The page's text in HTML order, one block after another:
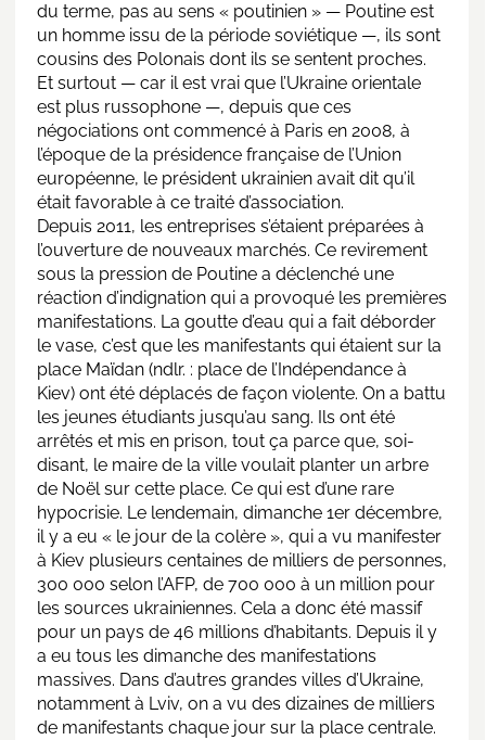
du terme, pas au sens « poutinien » — Poutine est
un homme issu de la période soviétique —, ils sont
cousins des Polonais dont ils se sentent proches.
Et surtout — car il est vrai que l’Ukraine orientale
est plus russophone —, depuis que ces
négociations ont commencé à Paris en 2008, à
l’époque de la présidence française de l’Union
européenne, le président ukrainien avait dit qu’il
était favorable à ce traité d’association.
Depuis 2011, les entreprises s’étaient préparées à
l’ouverture de nouveaux marchés. Ce revirement
sous la pression de Poutine a déclenché une
réaction d’indignation qui a provoqué les premières
manifestations. La goutte d’eau qui a fait déborder
le vase, c’est que les manifestants qui étaient sur la
place Maïdan (ndlr. : place de l’Indépendance à
Kiev) ont été déplacés de façon violente. On a battu
les jeunes étudiants jusqu’au sang. Ils ont été
arrêtés et mis en prison, tout ça parce que, soi-
disant, le maire de la ville voulait planter un arbre
de Noël sur cette place. Ce qui est d’une rare
hypocrisie. Le lendemain, dimanche 1er décembre,
il y a eu « le jour de la colère », qui a vu manifester
à Kiev plusieurs centaines de milliers de personnes,
300 000 selon l’AFP, de 700 000 à un million pour
les sources ukrainiennes. Cela a donc été massif
pour un pays de 46 millions d’habitants. Depuis il y
a eu tous les dimanche des manifestations
massives. Dans d’autres grandes villes d’Ukraine,
notamment à Lviv, on a vu des dizaines de milliers
de manifestants chaque jour sur la place centrale.